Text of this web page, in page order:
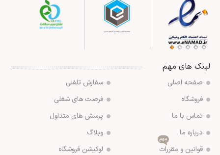
لینک های مهم
صفحه اصلی
فروشگاه
تماس با ما
درباره ما
قوانین و مقررات
مهم
سفارش تلفنی
فرصت های شغلی
پرسش های متداول
وبلاگ
لوکیشن فروشگاه